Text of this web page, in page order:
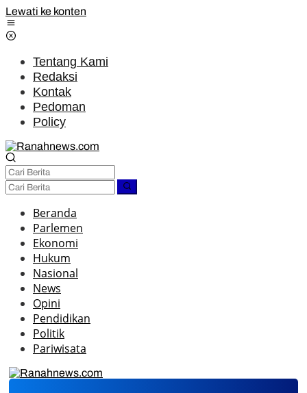
Lewati ke konten
Tentang Kami
Redaksi
Kontak
Pedoman
Policy
Beranda
Parlemen
Ekonomi
Hukum
Nasional
News
Opini
Pendidikan
Politik
Pariwisata